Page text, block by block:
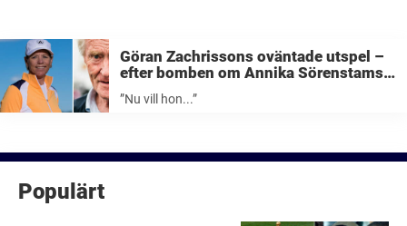
Göran Zachrissons oväntade utspel –
efter bomben om Annika Sörenstams
”Nu vill hon...”
Populärt